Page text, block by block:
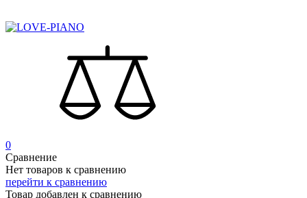
0
Сравнение
Нет товаров к сравнению
перейти к сравнению
Товар добавлен к сравнению